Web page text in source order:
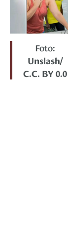
Foto:
Unslash/
C.C. BY 0.0